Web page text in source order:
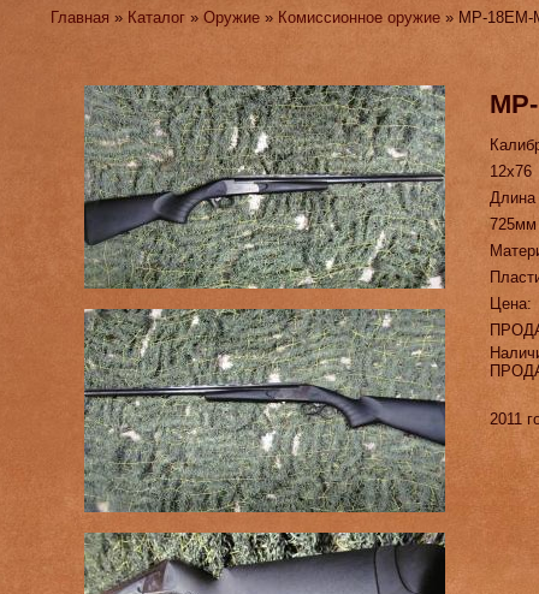
Главная » Каталог »Оружие » Комиссионное оружие » МР-18ЕМ-
12х76
725мм
Цена:
2011